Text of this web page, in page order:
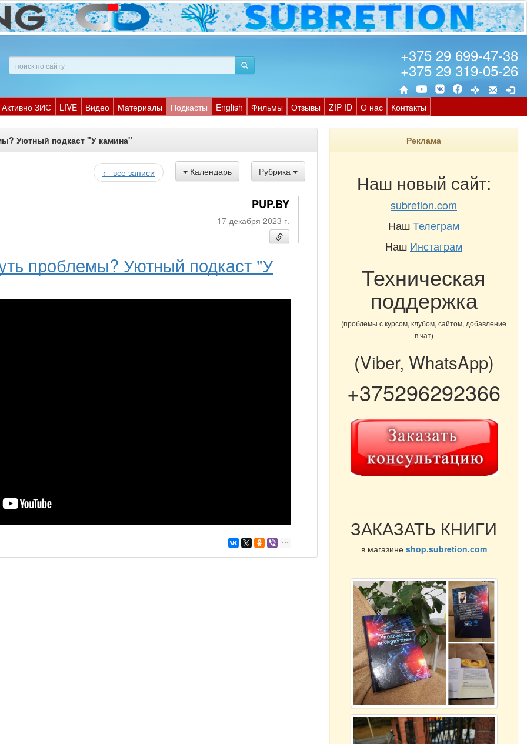
+375 29 699-47-38
+375 29 319-05-26
Активно ЗИС LIVE Видео Материалы Подкасты English Фильмы Отзывы ZIP ID О нас Контакты
Уютный подкаст "У камина"
Рубрика
Календарь
← все записи
PUP.BY
17 декабря 2023 г.
проблемы? Уютный подкаст "У
Реклама
Наш новый сайт:
subretion.com
НашТелеграм
Наш Инстаграм
Техническая
поддержка
(проблемы с курсом, клубом, сайтом, добавление
в чат)
(Viber, WhatsApp)
+375296292366
ЗАКАЗАТЬ КНИГИ
в магазине shop.subretion.com